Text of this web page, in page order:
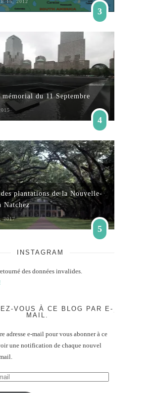
15, 2012
3
du 11 Septembre
4
plantations de la Nouvelle-
Natchez
2017
5
INSTAGRAM
des données invalides.
VOUS À CE BLOG PAR E-
MAIL.
adresse e-mail pour vous abonner à ce
une notification de chaque nouvel